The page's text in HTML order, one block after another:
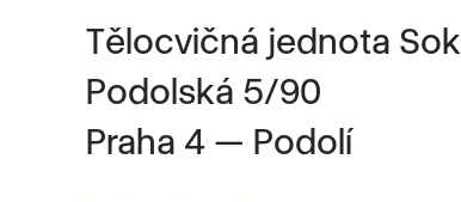
Tělocvičná jednota
Podolská 5/90
Praha 4 — Podolí